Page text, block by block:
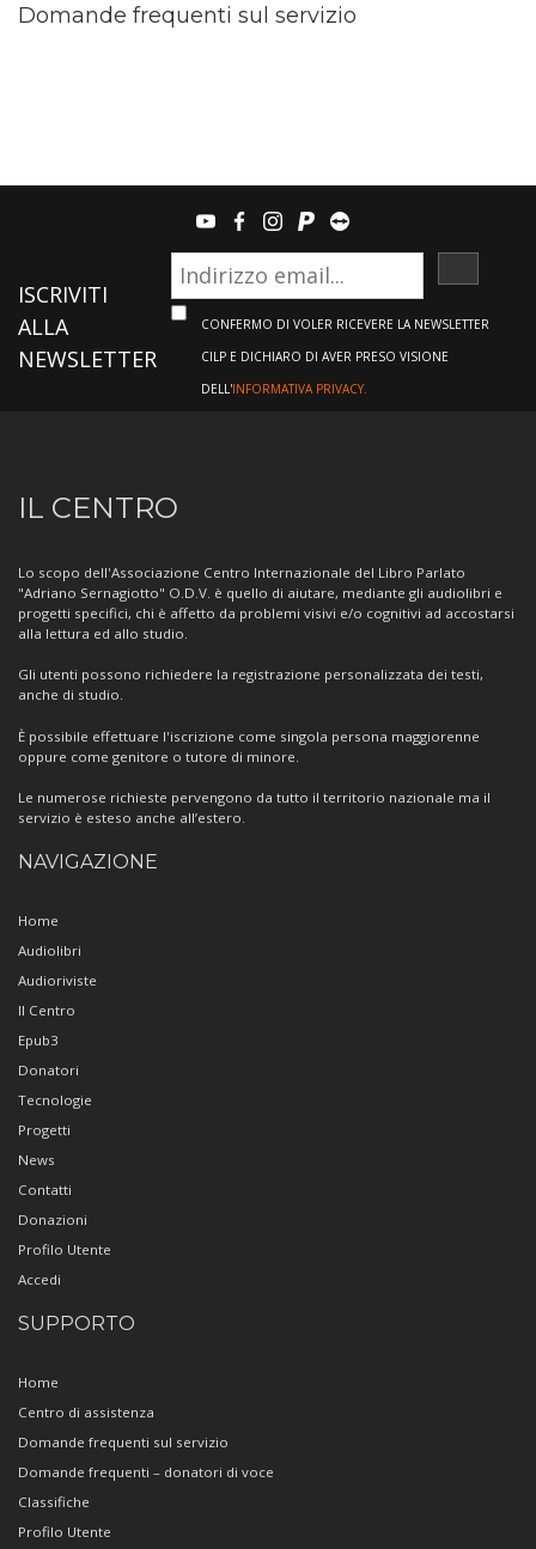
Domande frequenti sul servizio
youtubefacebook
instagram
paypalteamviewer
ISCRIVITI
ALLA
NEWSLETTER
CONFERMO DI VOLER RICEVERE LA NEWSLETTER
CILP E DICHIARO DI AVER PRESO VISIONE
DELL'INFORMATIVA PRIVACY.
Informazioni
sul
Centro
IL CENTRO
Lo scopo dell'Associazione Centro Internazionale del Libro Parlato
"Adriano Sernagiotto" O.D.V. è quello di aiutare, mediante gli audiolibri e
progetti specifici, chi è affetto da problemi visivi e/o cognitivi ad accostarsi
alla lettura ed allo studio.
Gli utenti possono richiedere la registrazione personalizzata dei testi,
anche di studio.
È possibile effettuare l'iscrizione come singola persona maggiorenne
oppure come genitore o tutore di minore.
Le numerose richieste pervengono da tutto il territorio nazionale ma il
servizio è esteso anche all’estero.
NAVIGAZIONE
Home
Audiolibri
Audioriviste
Il Centro
Epub3
Donatori
Tecnologie
Progetti
News
Contatti
Donazioni
Profilo Utente
Accedi
SUPPORTO
Home
Centro di assistenza
Domande frequenti sul servizio
Domande frequenti – donatori di voce
Classifiche
Profilo Utente